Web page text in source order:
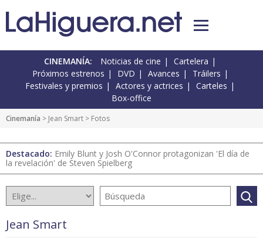
CINEMANÍA: Noticias de cine
Cartelera
Próximos estrenos
DVD Avances
Tráilers
Festivales y premios
Actores y actrices
Carteles
Box-office
Cinemanía > Jean Smart > Fotos
Destacado: Emily Blunt y Josh O'Connor protagonizan 'El día de
la revelación' de Steven Spielberg
Jean Smart